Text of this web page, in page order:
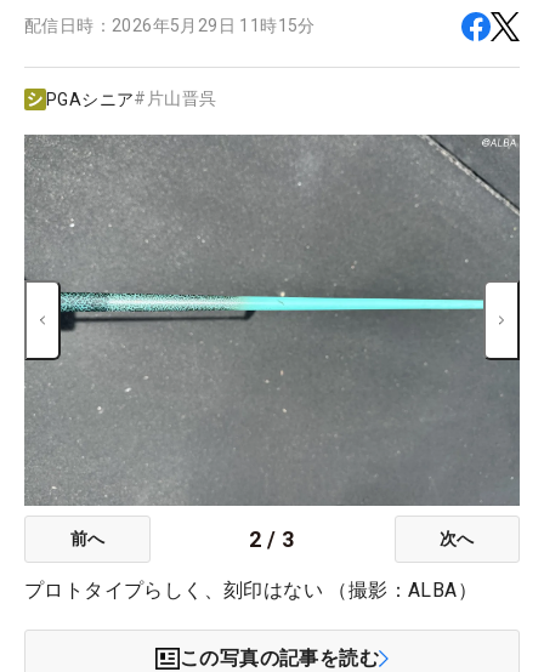
配信日時： 2026年5月29日 11時15分
PGAシニア# 片山晋呉
前へ 2 / 3 次へ
プロトタイプらしく、刻印はない （撮影：ALBA）
この写真の記事を読む